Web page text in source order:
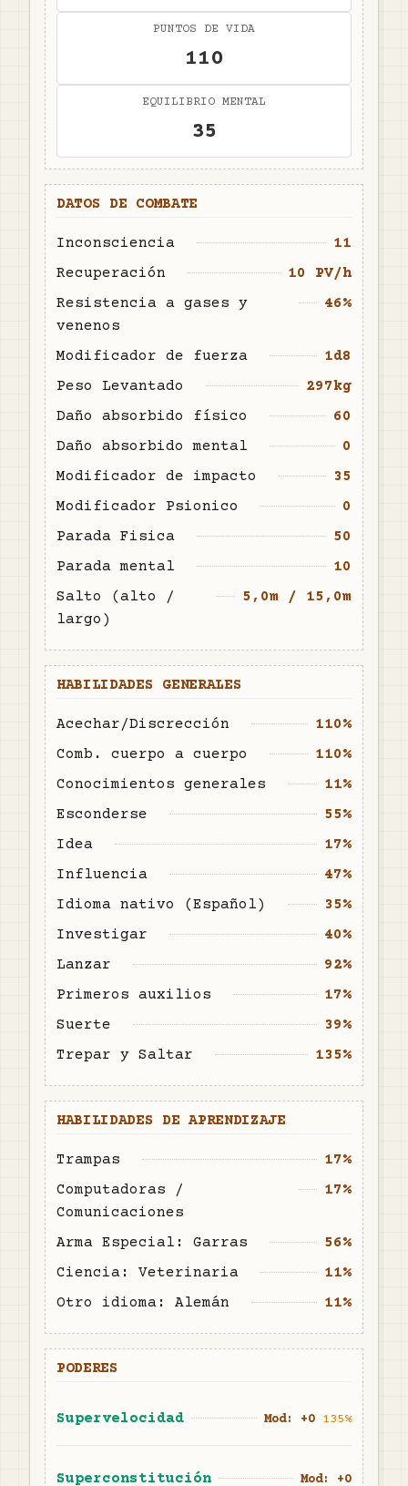
PUNTOS DE VIDA
110
EQUILIBRIO MENTAL
35
DATOS DE COMBATE
Inconsciencia
11
Recuperación
10 PV/h
Resistencia a gases y
venenos
46%
Modificador de fuerza
1d8
Peso Levantado
297kg
Daño absorbido físico
60
Daño absorbido mental
0
Modificador de impacto
35
Modificador Psionico
0
Parada Fisica
50
Parada mental
10
Salto (alto /
largo)
5,0m / 15,0m
HABILIDADES GENERALES
Acechar/Discrección
110%
Comb. cuerpo a cuerpo
110%
Conocimientos generales
11%
Esconderse
55%
Idea
17%
Influencia
47%
Idioma nativo (Español)
35%
Investigar
40%
Lanzar
92%
Primeros auxilios
17%
Suerte
39%
Trepar y Saltar
135%
HABILIDADES DE APRENDIZAJE
Trampas
17%
Computadoras /
Comunicaciones
17%
Arma Especial: Garras
56%
Ciencia: Veterinaria
11%
Otro idioma: Alemán
11%
PODERES
Supervelocidad Mod: +0 135%
Superconstitución Mod: +0